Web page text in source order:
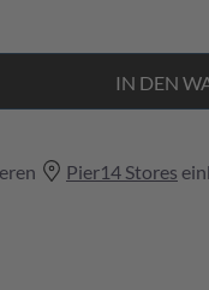
IN DEN
Pier14 Stores